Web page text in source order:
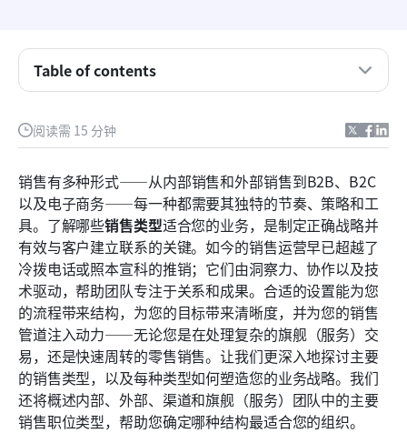
阅读需 15 分钟
销售有多种形式——从内部销售和外部销售到B2B、B2C
以及电子商务——每一种都需要其独特的节奏、策略和工
具。了解哪些销售类型适合您的业务，是制定正确战略并
有效与客户建立联系的关键。如今的销售运营早已超越了
冷拨电话或照本宣科的推销；它们由洞察力、协作以及技
术驱动，帮助团队专注于关系和成果。合适的设置能为您
的流程带来结构，为您的目标带来清晰度，并为您的销售
管道注入动力——无论您是在处理复杂的旗舰（服务）交
易，还是快速周转的零售销售。让我们更深入地探讨主要
的销售类型，以及每种类型如何塑造您的业务战略。我们
还将概述内部、外部、渠道和旗舰（服务）团队中的主要
销售职位类型，帮助您确定哪种结构最适合您的组织。
Table of contents
8种主要的销售类型
每种型号的常见销售策略
不同类型销售中的关键挑战
自己练习：使用 Lark 管理不同类型的销售
额外奖励：用于加速团队绩效的销售模板
结论
常见问题
相关阅读